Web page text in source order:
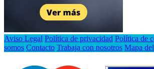
Aviso Legal Política de privacidad Política de
somos Contacto Trabaja con nosotros Mapa